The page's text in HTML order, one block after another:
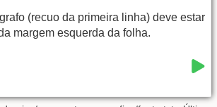
(recuo da primeira linha) deve estar
margem esquerda da folha.